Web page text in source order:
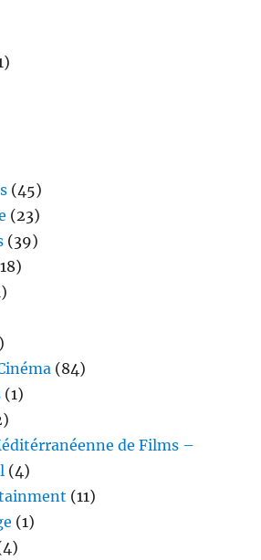
(45)
(23)
(39)
(84)
(1)
de Films –
(4)
(11)
(1)